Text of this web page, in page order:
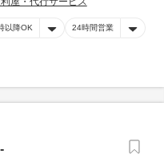
以降OK 24時間営業